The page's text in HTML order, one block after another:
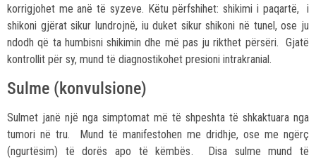
korrigjohet me anë të syzeve. Këtu përfshihet: shikimi i paqartë, i
shikoni gjërat sikur lundrojnë, iu duket sikur shikoni në tunel, ose ju
ndodh që ta humbisni shikimin dhe më pas ju rikthet përsëri. Gjatë
kontrollit për sy, mund të diagnostikohet presioni intrakranial.
Sulme (konvulsione)
Sulmet janë një nga simptomat më të shpeshta të shkaktuara nga
tumori në tru. Mund të manifestohen me dridhje, ose me ngërç
(ngurtësim) të dorës apo të këmbës. Disa sulme mund të